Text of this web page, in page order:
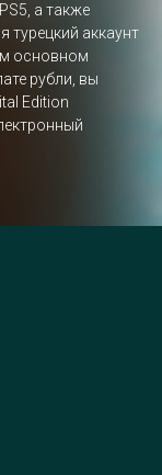
а также
турецкий аккаунт
основном
рубли, вы
Edition